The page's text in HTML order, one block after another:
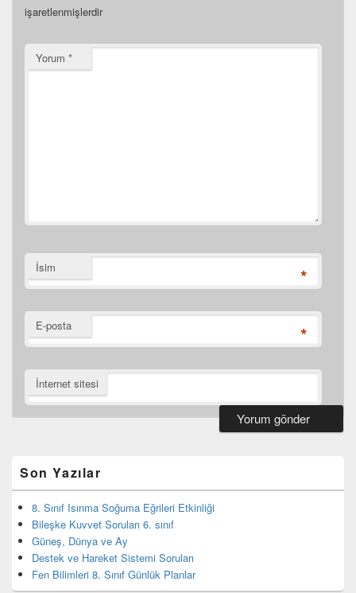
işaretlenmişlerdir
Yorum *
İsim *
E-posta *
İnternet sitesi
bar
eklenti
bölgesi
Son Yazılar
8. Sınıf Isınma Soğuma Eğrileri Etkinliği
Bileşke Kuvvet Soruları 6. sınıf
Güneş, Dünya ve Ay
Destek ve Hareket Sistemi Soruları
Fen Bilimleri 8. Sınıf Günlük Planlar